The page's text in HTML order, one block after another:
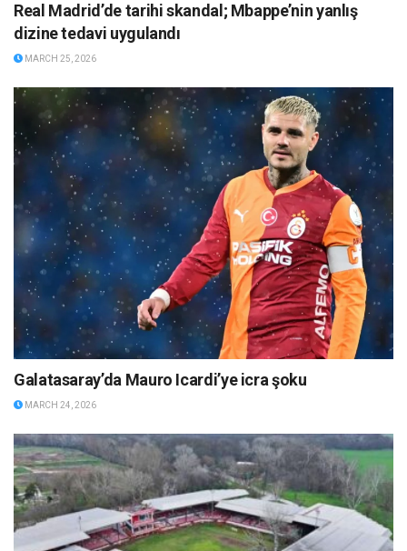
Real Madrid’de tarihi skandal; Mbappe’nin yanlış
dizine tedavi uygulandı
MARCH 25, 2026
Galatasaray’da Mauro Icardi’ye icra şoku
MARCH 24, 2026